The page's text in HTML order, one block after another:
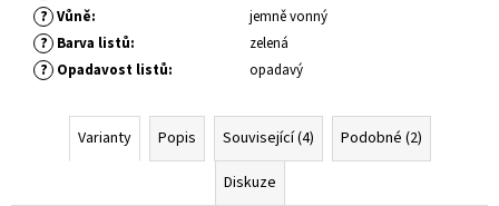
? Vůně: jemně vonný
? Barva listů: zelená
? Opadavost listů: opadavý
Varianty Popis Související (4)
Podobné (2)
Diskuze
MAGIC
ROZCHODNÍK
ZVRHLÝ
139